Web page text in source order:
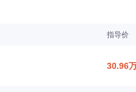
指导价
30.96